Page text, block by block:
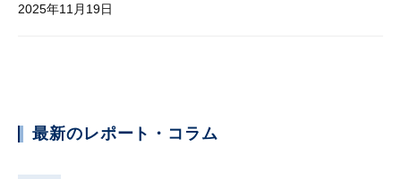
2025年11月19日
最新のレポート・コラム